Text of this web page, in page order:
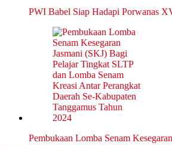
PWI Babel Siap Hadapi Porwanas
Pembukaan Lomba Senam